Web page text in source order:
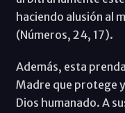
haciendo alusión al
(Números, 24, 17).
Además, esta
Madre que protege
Dios humanado. A